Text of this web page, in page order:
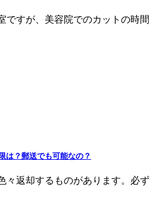
ですが、美容院でのカットの時間
は？郵送でも可能なの？
々返却するものがあります。必ず